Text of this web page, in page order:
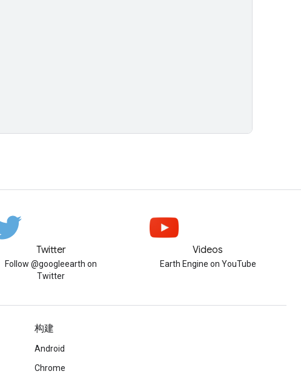
Twitter
Follow @googleearth on
Twitter
Videos
Earth Engine on YouTube
构建
Android
Chrome